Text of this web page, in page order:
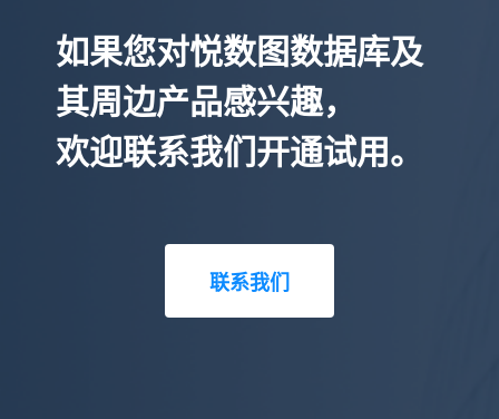
如果您对悦数图数据库及
其周边产品感兴趣，
欢迎联系我们开通试用。
联系我们